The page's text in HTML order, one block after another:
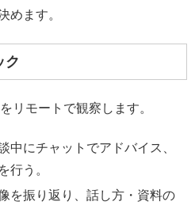
めます。
ク
リモートで観察します。
中にチャットでアドバイス、
行う。
を振り返り、話し方・資料の